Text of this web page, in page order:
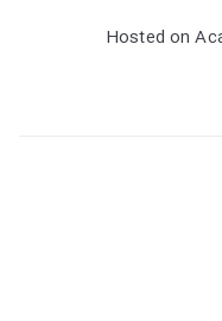
Hosted on